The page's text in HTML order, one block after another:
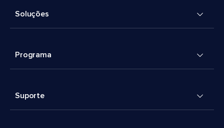
Soluções
Programa
Suporte